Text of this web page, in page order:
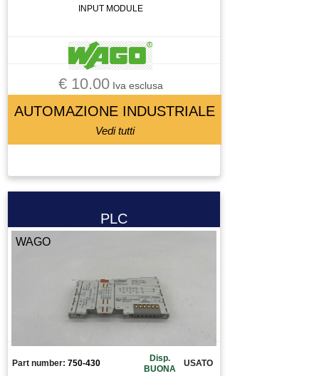
INPUT MODULE
€ 10.00Iva esclusa
AUTOMAZIONE INDUSTRIALE
Vedi tutti
PLC
WAGO
Part number: 750-430
Disp.
BUONA
USATO